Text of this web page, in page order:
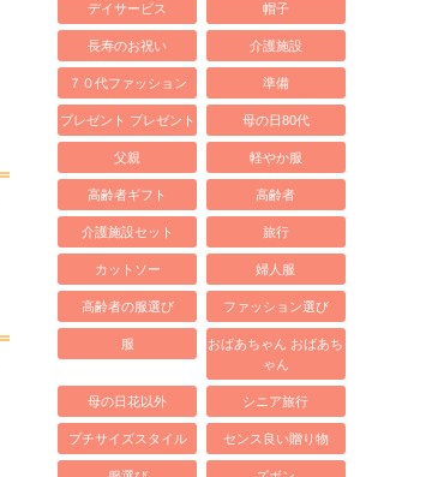
デイサービス 帽子
長寿のお祝い 介護施設
７０代ファッション 準備
プレゼント プレゼント 母の日80代
父親 軽やか服
高齢者ギフト 高齢者
介護施設セット 旅行
カットソー 婦人服
高齢者の服選び ファッション選び
服
おばあちゃん おばあち
ゃん
母の日花以外 シニア旅行
プチサイズスタイル センス良い贈り物